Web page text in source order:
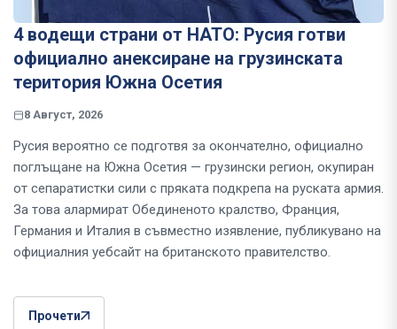
4 водещи страни от НАТО: Русия готви
официално анексиране на грузинската
територия Южна Осетия
8 Август, 2026
Русия вероятно се подготвя за окончателно, официално
поглъщане на Южна Осетия — грузински регион, окупиран
от сепаратистки сили с пряката подкрепа на руската армия.
За това алармират Обединеното кралство, Франция,
Германия и Италия в съвместно изявление, публикувано на
официалния уебсайт на британското правителство.
Прочети